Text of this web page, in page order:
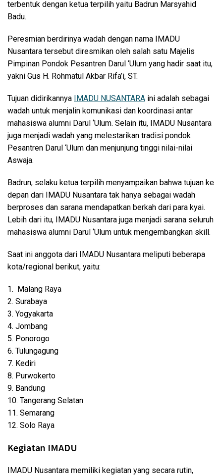
terbentuk dengan ketua terpilih yaitu Badrun Marsyahid
Badu.
Peresmian berdirinya wadah dengan nama IMADU
Nusantara tersebut diresmikan oleh salah satu Majelis
Pimpinan Pondok Pesantren Darul ‘Ulum yang hadir saat itu,
yakni Gus H. Rohmatul Akbar Rifa’i, ST.
Tujuan didirikannya IMADU NUSANTARA ini adalah sebagai
wadah untuk menjalin komunikasi dan koordinasi antar
mahasiswa alumni Darul ‘Ulum. Selain itu, IMADU Nusantara
juga menjadi wadah yang melestarikan tradisi pondok
Pesantren Darul ‘Ulum dan menjunjung tinggi nilai-nilai
Aswaja.
Badrun, selaku ketua terpilih menyampaikan bahwa tujuan ke
depan dari IMADU Nusantara tak hanya sebagai wadah
berproses dan sarana mendapatkan berkah dari para kyai.
Lebih dari itu, IMADU Nusantara juga menjadi sarana seluruh
mahasiswa alumni Darul ‘Ulum untuk mengembangkan skill.
Saat ini anggota dari IMADU Nusantara meliputi beberapa
kota/regional berikut, yaitu:
1. Malang Raya
2. Surabaya
3. Yogyakarta
4. Jombang
5. Ponorogo
6. Tulungagung
7. Kediri
8. Purwokerto
9. Bandung
10. Tangerang Selatan
11. Semarang
12. Solo Raya
Kegiatan IMADU
IMADU Nusantara memiliki kegiatan yang secara rutin,